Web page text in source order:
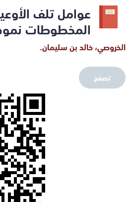
عوامل تلف
المخطوطات
الخروصي، خالد بن سليمان.
تصفح